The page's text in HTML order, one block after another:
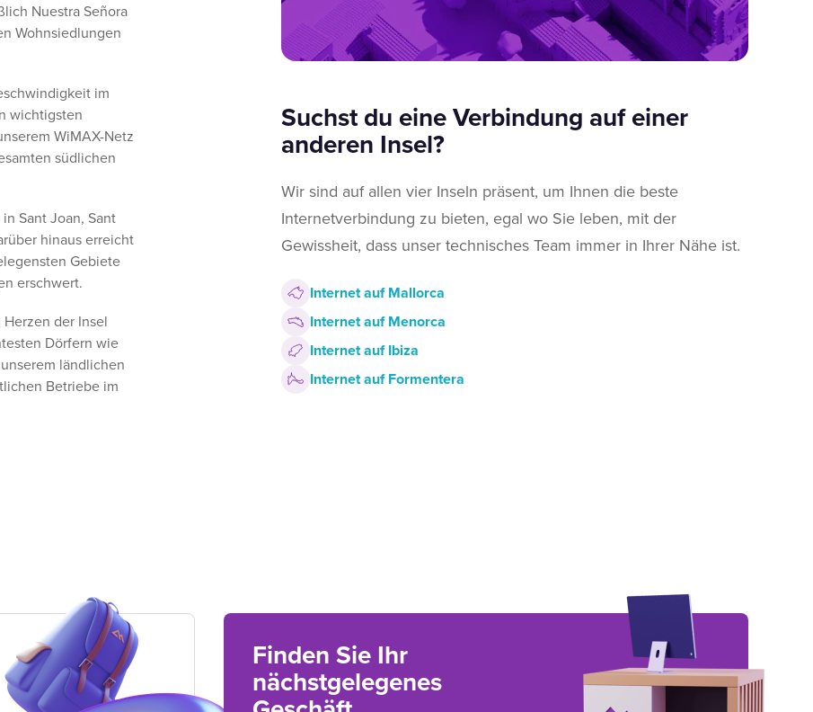
Nuestra Señora
Wohnsiedlungen
im
wichtigsten
WiMAX-Netz
südlichen
Sant Joan, Sant
hinaus erreicht
Gebiete
erschwert.
Herzen der Insel
Dörfern wie
ländlichen
Betriebe im
Suchst du eine Verbindung auf einer
anderen Insel?
Wir sind auf allen vier Inseln präsent, um Ihnen die beste
Internetverbindung zu bieten, egal wo Sie leben, mit der
Gewissheit, dass unser technisches Team immer in Ihrer Nähe ist.
Internet auf Mallorca
Internet auf Menorca
Internet auf Ibiza
Internet auf Formentera
Finden Sie Ihr
nächstgelegenes